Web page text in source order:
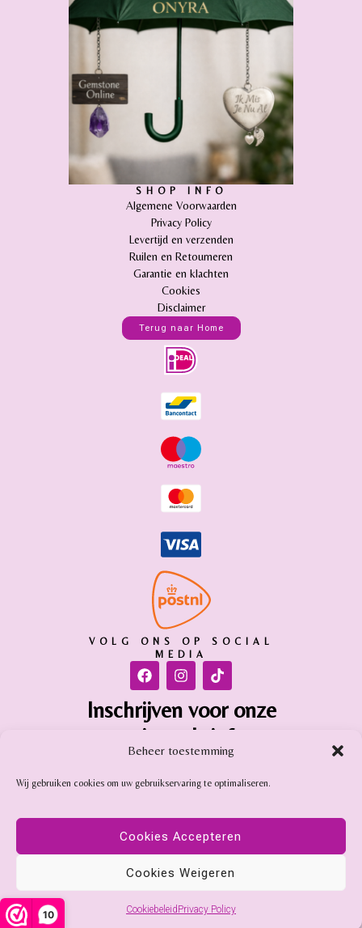
10
Beheer toestemming
Wij gebruiken cookies om uw gebruikservaring te optimaliseren.
Cookies Accepteren
Cookies Weigeren
CookiebeleidPrivacy Policy
SHOP INFO
Algemene Voorwaarden
Privacy Policy
Levertijd en verzenden
Ruilen en Retourneren
Garantie en klachten
Cookies
Disclaimer
Terug naar Home
VOLG ONS OP SOCIAL
MEDIA
Inschrijven voor onze
nieuwsbrief